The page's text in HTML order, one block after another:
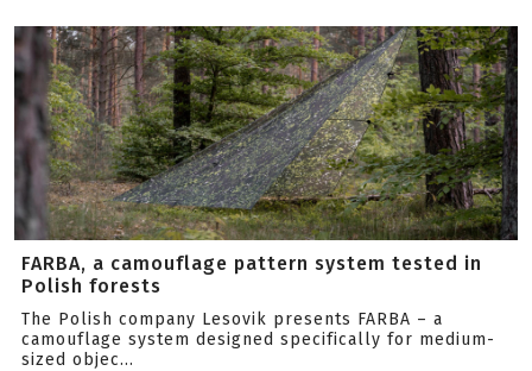
FARBA, a camouflage pattern system tested in
Polish forests
The Polish company Lesovik presents FARBA – a
camouflage system designed specifically for medium-
sized objec...